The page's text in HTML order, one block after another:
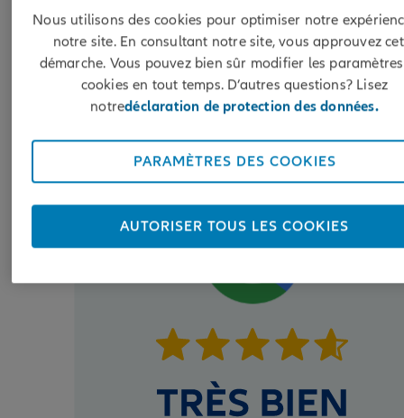
Nous utilisons des cookies pour optimiser notre
notre site. En consultant notre site, vous approuvez
démarche. Vous pouvez bien sûr modifier les
cookies en tout temps. D’autres questions? Lisez
notredéclaration de protection des données.
PARAMÈTRES DES COOKIES
AUTORISER TOUS LES COOKIES